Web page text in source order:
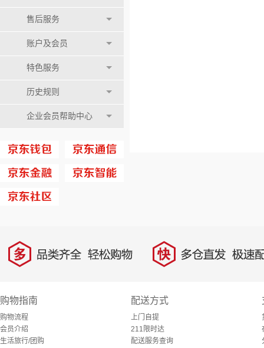
售后服务
账户及会员
特色服务
历史规则
企业会员帮助中心
多 品类齐全，轻松购物 快 多仓直发，极速配
购物指南
购物流程
会员介绍
生活旅行/团购
配送方式
上门自提
211限时达
配送服务查询